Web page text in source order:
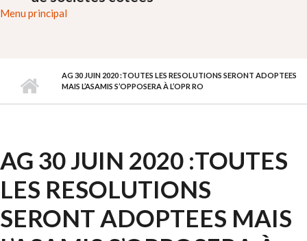
Menu principal
AG 30 JUIN 2020 :TOUTES LES RESOLUTIONS SERONT ADOPTEES
MAIS L’ASAMIS S’OPPOSERA À L’OPR RO
AG 30 JUIN 2020 :TOUTES
LES RESOLUTIONS
SERONT ADOPTEES MAIS